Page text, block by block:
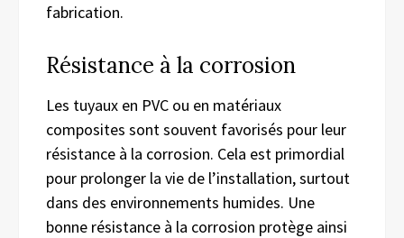
fabrication.
Résistance à la corrosion
Les tuyaux en PVC ou en matériaux
composites sont souvent favorisés pour leur
résistance à la corrosion. Cela est primordial
pour prolonger la vie de l’installation, surtout
dans des environnements humides. Une
bonne résistance à la corrosion protège ainsi